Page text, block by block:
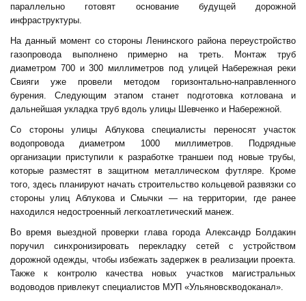
параллельно готовят основание будущей дорожной
инфраструктуры.
На данный момент со стороны Ленинского района переустройство
газопровода выполнено примерно на треть. Монтаж труб
диаметром 700 и 300 миллиметров под улицей Набережная реки
Свияги уже провели методом горизонтально-направленного
бурения. Следующим этапом станет подготовка котлована и
дальнейшая укладка труб вдоль улицы Шевченко и Набережной.
Со стороны улицы Аблукова специалисты переносят участок
водопровода диаметром 1000 миллиметров. Подрядные
организации приступили к разработке траншеи под новые трубы,
которые разместят в защитном металлическом футляре. Кроме
того, здесь планируют начать строительство кольцевой развязки со
стороны улиц Аблукова и Смычки — на территории, где ранее
находился недостроенный легкоатлетический манеж.
Во время выездной проверки глава города Александр Болдакин
поручил синхронизировать перекладку сетей с устройством
дорожной одежды, чтобы избежать задержек в реализации проекта.
Также к контролю качества новых участков магистральных
водоводов привлекут специалистов МУП «Ульяновскводоканал».